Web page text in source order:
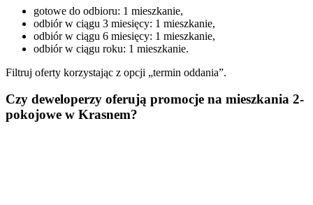
gotowe do odbioru: 1 mieszkanie,
odbiór w ciągu 3 miesięcy: 1 mieszkanie,
odbiór w ciągu 6 miesięcy: 1 mieszkanie,
odbiór w ciągu roku: 1 mieszkanie.
Filtruj oferty korzystając z opcji „termin oddania”.
Czy deweloperzy oferują promocje na mieszkania 2-
pokojowe w Krasnem?